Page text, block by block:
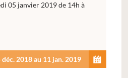
05 janvier 2019 de 14h à
déc. 2018 au 11 jan. 2019